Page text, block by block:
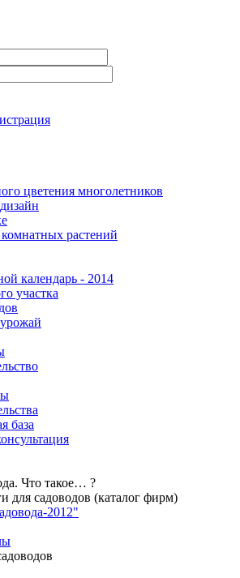
цветения многолетников
растений
календарь - 2014
участка
база
Что такое… ?
для садоводов (каталог фирм)
2012"